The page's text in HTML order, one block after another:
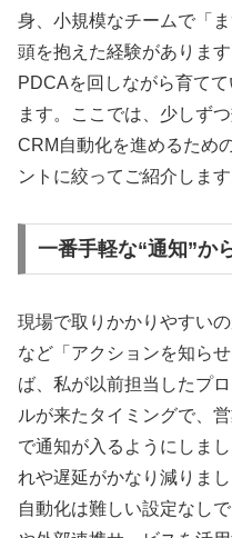
身、小規模なチームで「
頭を抱えた経験がありま
PDCAを回しながら育て
ます。ここでは、少しず
CRM自動化を進めるため
ントに絞ってご紹介します
一番手軽な“通知”か
現場で取りかかりやすい
など「アクションを知ら
ば、私が以前担当したプ
ルが来たタイミングで、
で通知が入るようにしま
れや遅延がかなり減りま
自動化は難しい設定なし